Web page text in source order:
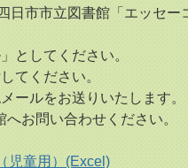
市立図書館「エッセー
してください。
してください。
ルをお送りいたします。
問い合わせください。
児童用）(Excel)